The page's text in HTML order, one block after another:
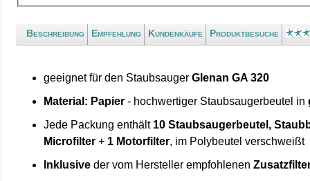
Beschreibung Empfehlung Kundenkäufe Produktbesuche
geeignet für den StaubsaugerGlenan GA 320
Material: Papier - hochwertiger Staubsaugerbeutel in
Jede Packung enthält 10 Staubsaugerbeutel,
Microfilter + 1 Motorfilter, im Polybeutel verschweißt
Inklusive der vom Hersteller empfohlenen